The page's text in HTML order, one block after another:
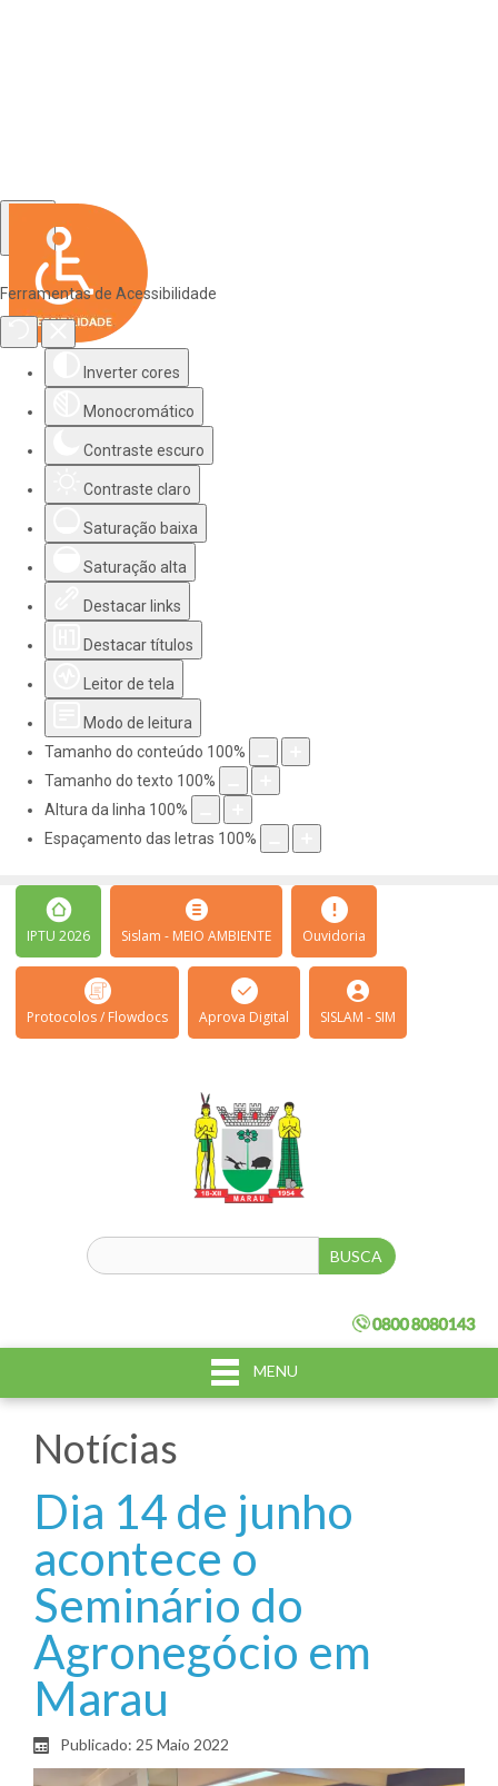
Ferramentas de Acessibilidade
Inverter cores
Monocromático
Contraste escuro
Contraste claro
Saturação baixa
Saturação alta
Destacar links
Destacar títulos
Leitor de tela
Modo de leitura
Tamanho do conteúdo 100%
Tamanho do texto 100%
Altura da linha 100%
Espaçamento das letras 100%
IPTU 2026 Sislam - MEIO AMBIENTE Ouvidoria
Protocolos / Flowdocs Aprova Digital SISLAM - SIM
MENU
Notícias
Dia 14 de junho
acontece o
Seminário do
Agronegócio em
Marau
Publicado: 25 Maio 2022